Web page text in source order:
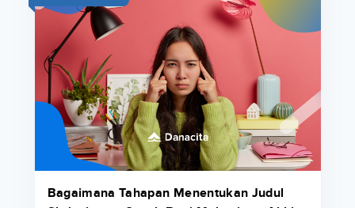
Bagaimana Tahapan Menentukan Judul